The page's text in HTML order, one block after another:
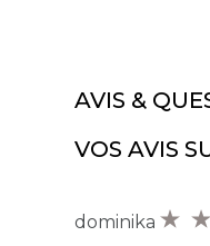
AVIS &
VOS AVIS
dominika